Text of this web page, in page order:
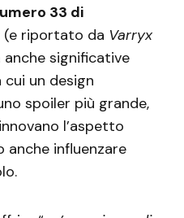
33 di
(e riportato da Varryx
anche significative
un design
spoiler più grande,
l’aspetto
influenzare